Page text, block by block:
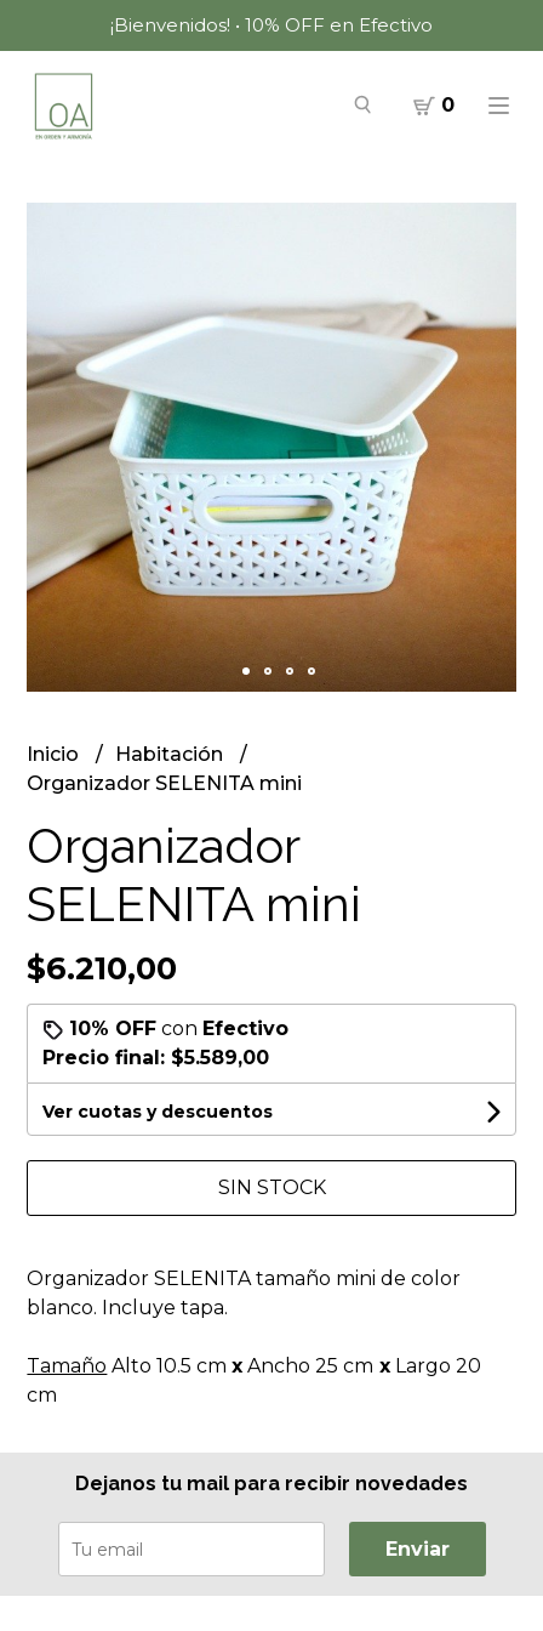
¡Bienvenidos! • 10% OFF en Efectivo
0
Inicio
Habitación
Organizador SELENITA mini
Organizador
SELENITA mini
$6.210,00
10% OFF con Efectivo
Precio final: $5.589,00
Ver cuotas y descuentos
SIN STOCK
Organizador SELENITA tamaño mini de color
blanco. Incluye tapa.
Tamaño Alto 10.5 cmx Ancho 25 cm x Largo 20
cm
Dejanos tu mail para recibir novedades
Enviar